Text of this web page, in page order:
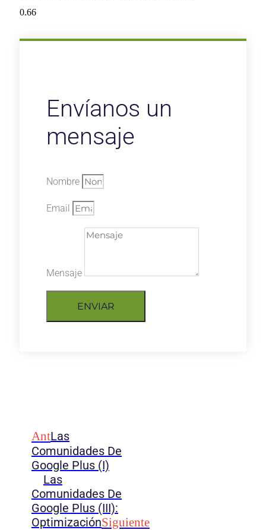
Envíanos un
mensaje
Nombre
Email
Mensaje
ENVIAR
AntLas
Comunidades De
Google Plus (I)
Las
Comunidades De
Google Plus (III):
OptimizaciónSiguiente